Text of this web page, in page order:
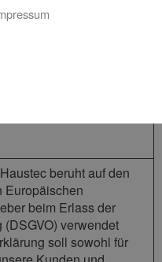
bei Haustec. Der sichere
wichtig. Wir
beruht auf den
Europäischen
beim Erlass der
verwendet
soll sowohl für